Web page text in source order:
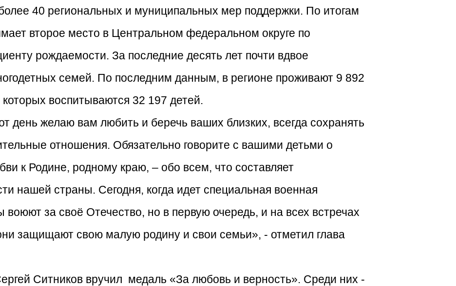
40 региональных и муниципальных мер поддержки. По итогам
второе место в Центральном федеральном округе по
рождаемости. За последние десять лет почти вдвое
семей. По последним данным, в регионе проживают 9 892
воспитываются 32 197 детей.
день желаю вам любить и беречь ваших близких, всегда сохранять
отношения. Обязательно говорите с вашими детьми о
к Родине, родному краю, – обо всем, что составляет
нашей страны. Сегодня, когда идет специальная военная
за своё Отечество, но в первую очередь, и на всех встречах
защищают свою малую родину и свои семьи», - отметил глава
Ситников вручил медаль «За любовь и верность». Среди них -